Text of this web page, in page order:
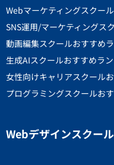
Webマーケティングスクー
SNS運用/マーケティングス
動画編集スクールおすすめ
生成AIスクールおすすめラ
女性向けキャリアスクール
プログラミングスクールお
Webデザインスクー